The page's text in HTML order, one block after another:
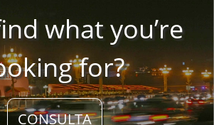
what you’re
for?
CONSULTA